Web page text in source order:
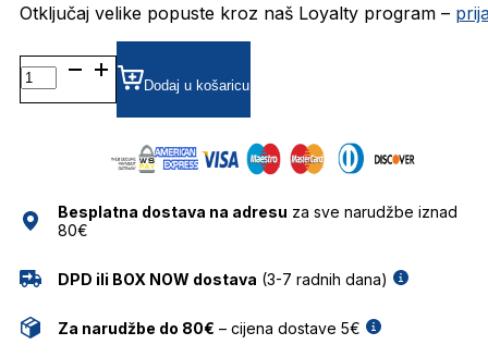
Otključaj velike popuste kroz naš Loyalty program –
0RB3947 RAY
BAN
količina
Dodaj u košaricu
Besplatna dostava na adresu za sve narudžbe iznad
80€
DPD ili BOX NOW dostava (3-7 radnih dana)
Za narudžbe do 80€ – cijena dostave 5€